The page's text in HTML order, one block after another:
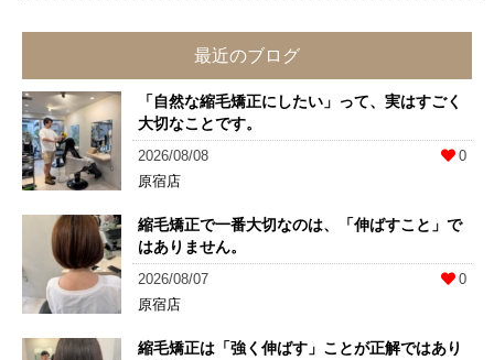
最近のブログ
「自然な縮毛矯正にしたい」って、実はすごく
大切なことです。
2026/08/08
0
原宿店
縮毛矯正で一番大切なのは、「伸ばすこと」で
はありません。
2026/08/07
0
原宿店
縮毛矯正は「強く伸ばす」ことが正解ではあり